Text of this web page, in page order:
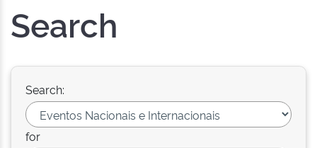
Search
Search:
for